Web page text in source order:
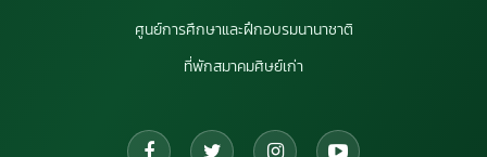
ศูนย์การศึกษาและฝึกอบรมนานาชาติ
ที่พักสมาคมศิษย์เก่า